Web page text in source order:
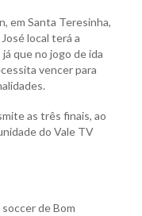
em Santa Teresinha,
local terá a
que no jogo de ida
vencer para
as três finais, ao
do Vale TV
de Bom